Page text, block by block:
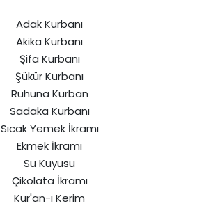
Adak Kurbanı
Akika Kurbanı
Şifa Kurbanı
Şükür Kurbanı
Ruhuna Kurban
Sadaka Kurbanı
Sıcak Yemek İkramı
Ekmek İkramı
Su Kuyusu
Çikolata İkramı
Kur'an-ı Kerim